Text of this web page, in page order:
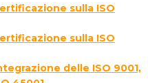
sulla ISO
sulla ISO
delle ISO 9001,